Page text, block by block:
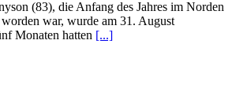
(83), die Anfang des Jahres im Norden
war, wurde am 31. August
Monaten hatten [...]